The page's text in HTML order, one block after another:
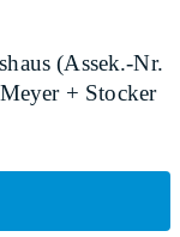
(Assek.-Nr.
+ Stocker